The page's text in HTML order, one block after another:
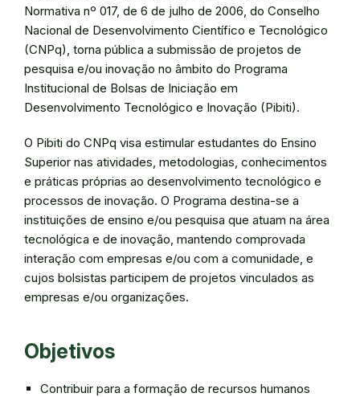
Normativa nº 017, de 6 de julho de 2006, do Conselho
Nacional de Desenvolvimento Científico e Tecnológico
(CNPq), torna pública a submissão de projetos de
pesquisa e/ou inovação no âmbito do Programa
Institucional de Bolsas de Iniciação em
Desenvolvimento Tecnológico e Inovação (Pibiti).
O Pibiti do CNPq visa estimular estudantes do Ensino
Superior nas atividades, metodologias, conhecimentos
e práticas próprias ao desenvolvimento tecnológico e
processos de inovação. O Programa destina-se a
instituições de ensino e/ou pesquisa que atuam na área
tecnológica e de inovação, mantendo comprovada
interação com empresas e/ou com a comunidade, e
cujos bolsistas participem de projetos vinculados as
empresas e/ou organizações.
Objetivos
Contribuir para a formação de recursos humanos